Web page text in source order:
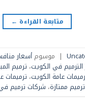
متابعة القراءة ←
| موسومأسعار
في الكويت، ترميم
عامة الكويت، ترميمات
ممتازة، شركات ترميم